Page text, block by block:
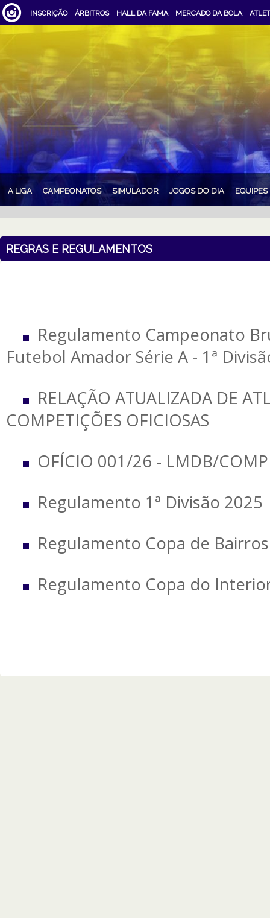
INSCRIÇÃO ÁRBITROS HALL DA FAMA MERCADO DA BOLA
A LIGA CAMPEONATOS SIMULADOR JOGOS DO DIA EQUIPES
REGRAS E REGULAMENTOS
Regulamento Campeonato
Futebol Amador Série A - 1ª
RELAÇÃO ATUALIZADA DE
COMPETIÇÕES OFICIOSAS
OFÍCIO 001/26 - LMDB/
Regulamento 1ª Divisão 2025
Regulamento Copa de
Regulamento Copa do